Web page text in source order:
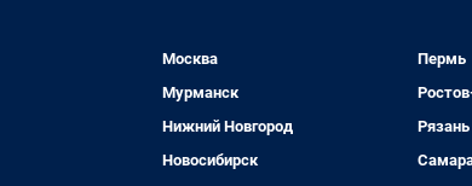
Москва
Мурманск
Нижний Новгород
Новосибирск
Пермь
Рязань